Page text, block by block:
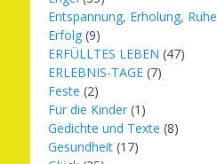
Entspannung, Erholung, Ruhe
Erfolg (9)
ERFÜLLTES LEBEN (47)
ERLEBNIS-TAGE (7)
Feste (2)
Für die Kinder (1)
Gedichte und Texte (8)
Gesundheit (17)